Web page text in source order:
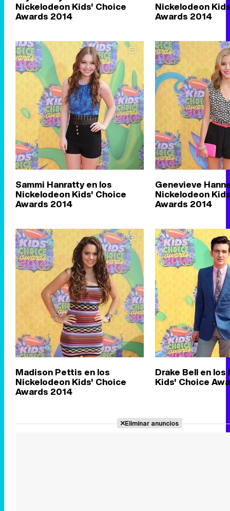
Nickelodeon Kids' Choice
Awards 2014
Nickelodeon
Awards 2014
Sammi Hanratty en los
Nickelodeon Kids' Choice
Awards 2014
Genevieve
Nickelodeon
Awards 2014
Madison Pettis en los
Nickelodeon Kids' Choice
Awards 2014
Drake Bell en
Kids' Choice
Eliminar anuncios